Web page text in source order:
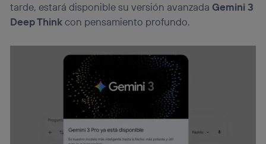
tarde, estará disponible su versión avanzada Gemini 3
Deep Thinkcon pensamiento profundo.